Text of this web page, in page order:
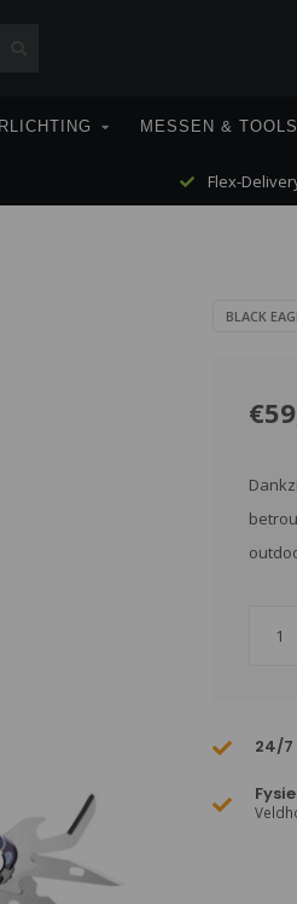
MESSEN & TOOLS
Flex-
BLACK
24/7